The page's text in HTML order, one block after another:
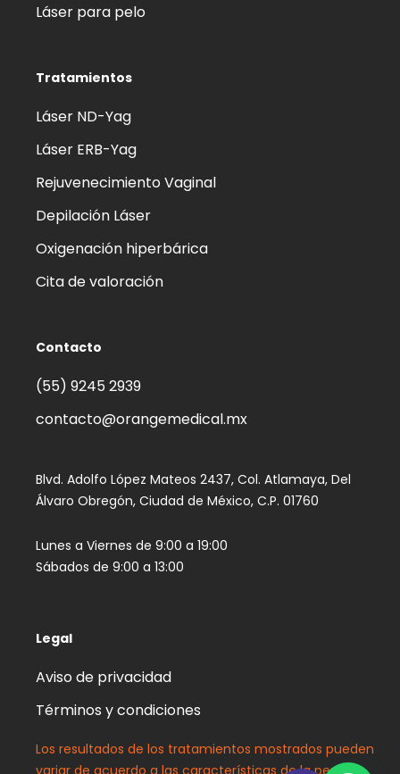
Láser para pelo
Tratamientos
Láser ND-Yag
Láser ERB-Yag
Rejuvenecimiento Vaginal
Depilación Láser
Oxigenación hiperbárica
Cita de valoración
Contacto
(55) 9245 2939‬
contacto@orangemedical.mx
Blvd. Adolfo López Mateos 2437, Col. Atlamaya, Del
Álvaro Obregón, Ciudad de México, C.P. 01760
Lunes a Viernes de 9:00 a 19:00
Sábados de 9:00 a 13:00
Legal
Aviso de privacidad
Términos y condiciones
Los resultados de los tratamientos mostrados pueden
variar de acuerdo a las características de la persona